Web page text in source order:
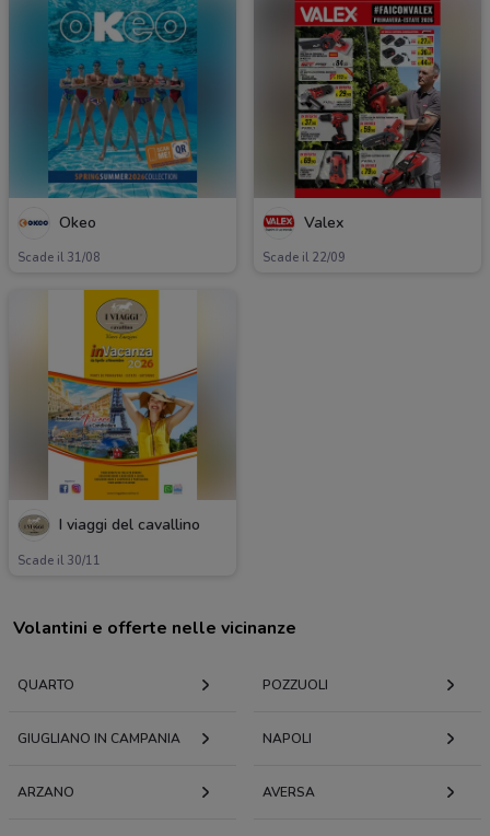
Okeo
Scade il 31/08
Valex
Scade il 22/09
I viaggi del cavallino
Scade il 30/11
Volantini e offerte nelle vicinanze
QUARTO POZZUOLI
GIUGLIANO IN CAMPANIA NAPOLI
ARZANO AVERSA